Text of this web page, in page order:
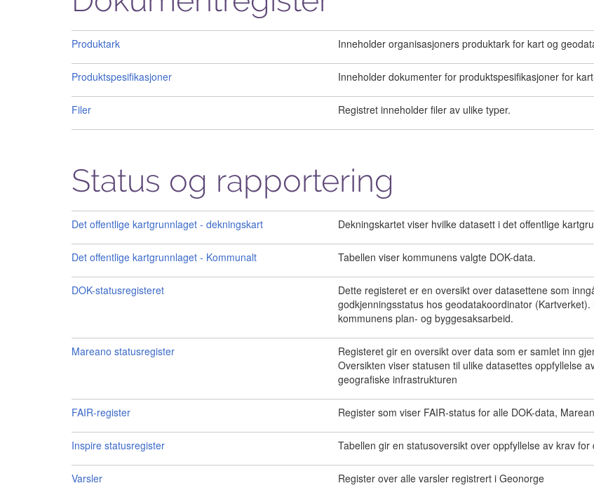
Produktark Inneholder organisasjoners produktark for kart og
Produktspesifikasjoner Inneholder dokumenter for produktspesifikasjoner for
Filer Registret inneholder filer av ulike typer.
Status og rapportering
Det offentlige kartgrunnlaget - dekningskart Dekningskartet viser hvilke datasett i det offentlige
Det offentlige kartgrunnlaget - Kommunalt Tabellen viser kommunens valgte DOK-data.
DOK-statusregisteret
Dette registeret er en oversikt over datasettene som
godkjenningsstatus hos geodatakoordinator
kommunens plan- og byggesaksarbeid.
Mareano statusregister
Registeret gir en oversikt over data som er samlet inn
Oversikten viser statusen til ulike datasettes oppfyllelse
geografiske infrastrukturen
FAIR-register Register som viser FAIR-status for alle DOK-data,
Inspire statusregister Tabellen gir en statusoversikt over oppfyllelse av krav
Varsler Register over alle varsler registrert i Geonorge